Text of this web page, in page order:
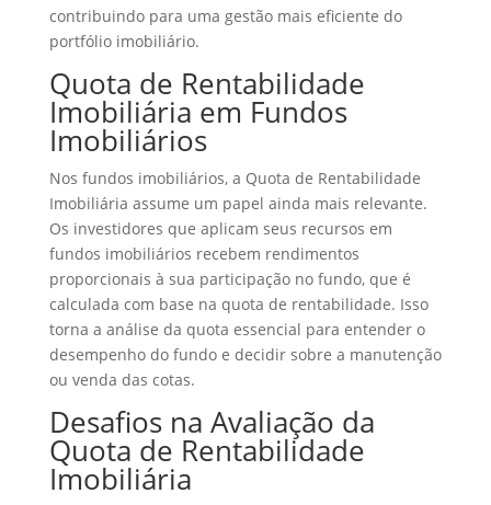
contribuindo para uma gestão mais eficiente do
portfólio imobiliário.
Quota de Rentabilidade
Imobiliária em Fundos
Imobiliários
Nos fundos imobiliários, a Quota de Rentabilidade
Imobiliária assume um papel ainda mais relevante.
Os investidores que aplicam seus recursos em
fundos imobiliários recebem rendimentos
proporcionais à sua participação no fundo, que é
calculada com base na quota de rentabilidade. Isso
torna a análise da quota essencial para entender o
desempenho do fundo e decidir sobre a manutenção
ou venda das cotas.
Desafios na Avaliação da
Quota de Rentabilidade
Imobiliária